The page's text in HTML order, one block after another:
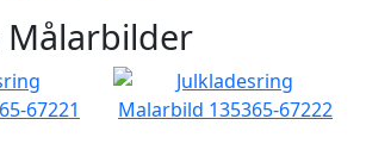
Målarbilder